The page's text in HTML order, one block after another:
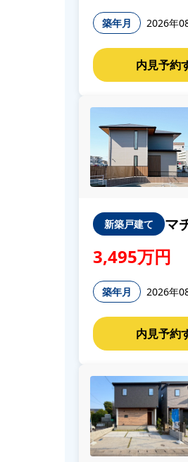
築年月 2026年
新築戸建て マ
3,495万円
築年月 2026年